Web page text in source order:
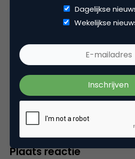
profiteren, waardoor het
grote schadevergoeding te
Nu YouTube opeens 1,65
dat argument voor de
simpelweg op zitten wachten.
15 oktober 2006 om 16:05
Plaats reactie
Dagelijkse
Wekelijkse